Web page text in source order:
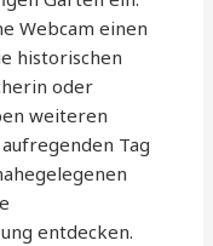
Webcam einen
historischen
oder
weiteren
Tag
entdecken.